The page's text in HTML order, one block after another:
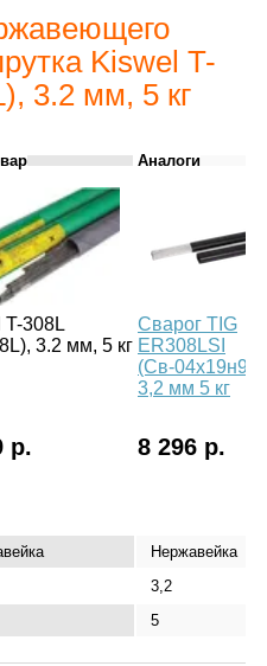
Kiswel T-
3.2 мм, 5 кг
Аналоги
T-308L
3.2 мм, 5 кг
Сварог TIG
ER308LSI
(Св-04х19н9),
3,2 мм 5 кг
р. 8 296 р.
Нержавейка
3,2
5